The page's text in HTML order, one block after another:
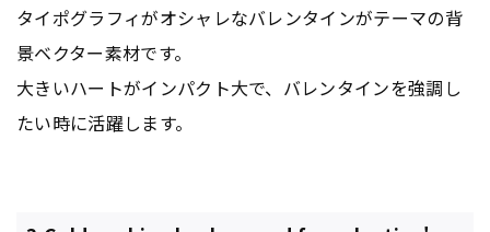
タイポグラフィがオシャレなバレンタインがテーマの背
景ベクター素材です。
大きいハートがインパクト大で、バレンタインを強調し
たい時に活躍します。